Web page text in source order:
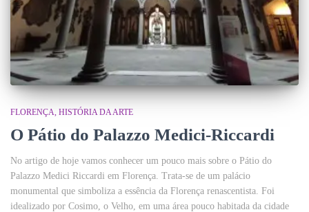
FLORENÇA HISTÓRIA DA ARTE
O Pátio do Palazzo Medici-Riccardi
No artigo de hoje vamos conhecer um pouco mais sobre o Pátio do
Palazzo Medici Riccardi em Florença. Trata-se de um palácio
monumental que simboliza a essência da Florença renascentista. Foi
idealizado por Cosimo, o Velho, em uma área pouco habitada da cidade